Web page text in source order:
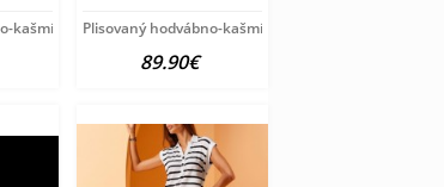
kašmírový pulóverPlisovaný hodvábno-kašmírový pulóver
89.90€